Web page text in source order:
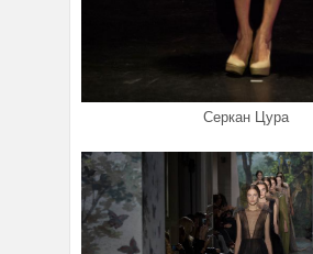
Серкан Цура